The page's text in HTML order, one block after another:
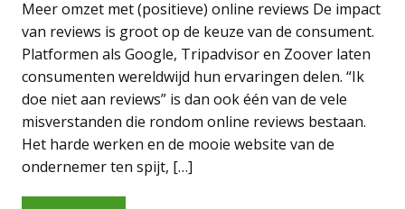
Meer omzet met (positieve) online reviews De impact
van reviews is groot op de keuze van de consument.
Platformen als Google, Tripadvisor en Zoover laten
consumenten wereldwijd hun ervaringen delen. “Ik
doe niet aan reviews” is dan ook één van de vele
misverstanden die rondom online reviews bestaan.
Het harde werken en de mooie website van de
ondernemer ten spijt, […]